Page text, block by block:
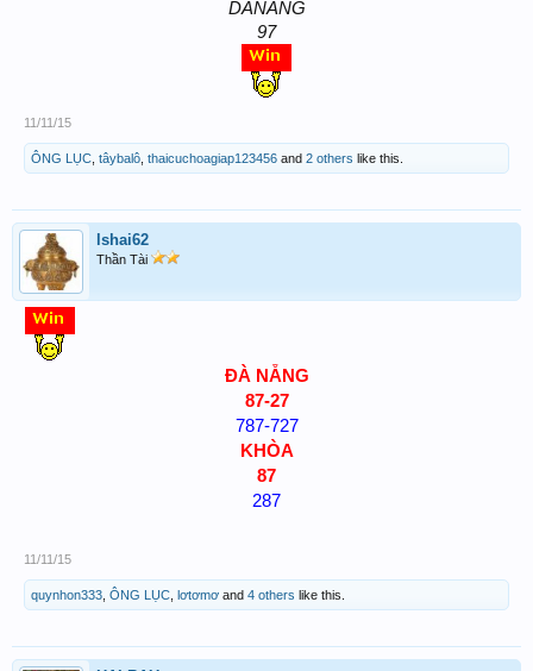
DANANG
97
11/11/15
ÔNG LỤC tâybalô thaicuchoagiap123456 and 2 others like this.
lshai62
Thần Tài
ĐÀ NẴNG
87-27
787-727
KHÒA
87
287
11/11/15
quynhon333 ÔNG LỤC lơtơmơ and 4 others like this.